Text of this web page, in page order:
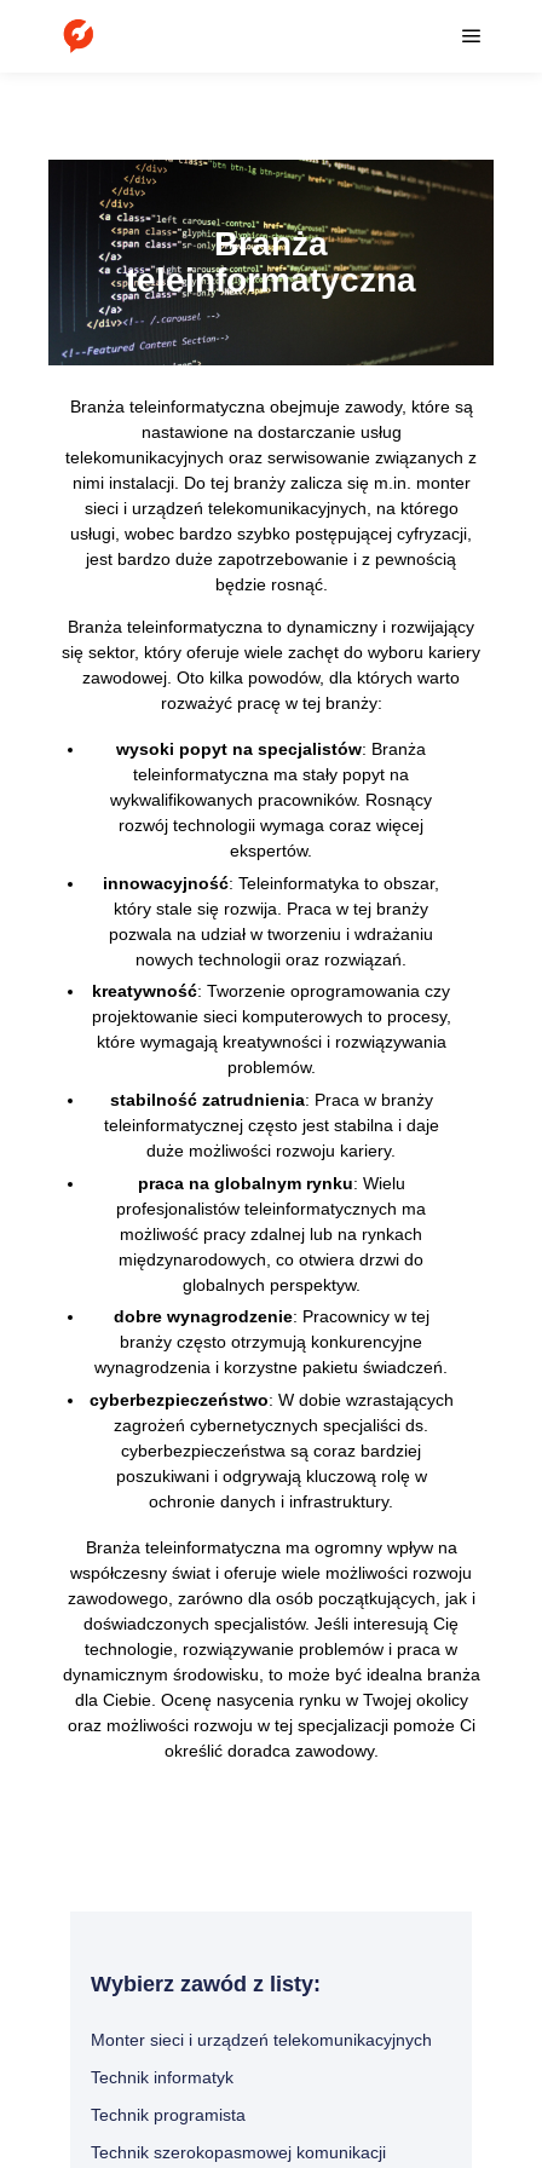
Branża
teleinformatyczna
Branża teleinformatyczna obejmuje zawody, które są
nastawione na dostarczanie usług
telekomunikacyjnych oraz serwisowanie związanych z
nimi instalacji. Do tej branży zalicza się m.in. monter
sieci i urządzeń telekomunikacyjnych, na którego
usługi, wobec bardzo szybko postępującej cyfryzacji,
jest bardzo duże zapotrzebowanie i z pewnością
będzie rosnąć.
Branża teleinformatyczna to dynamiczny i rozwijający
się sektor, który oferuje wiele zachęt do wyboru kariery
zawodowej. Oto kilka powodów, dla których warto
rozważyć pracę w tej branży:
wysoki popyt na specjalistów: Branża
teleinformatyczna ma stały popyt na
wykwalifikowanych pracowników. Rosnący
rozwój technologii wymaga coraz więcej
ekspertów.
innowacyjność: Teleinformatyka to obszar,
który stale się rozwija. Praca w tej branży
pozwala na udział w tworzeniu i wdrażaniu
nowych technologii oraz rozwiązań.
kreatywność: Tworzenie oprogramowania czy
projektowanie sieci komputerowych to procesy,
które wymagają kreatywności i rozwiązywania
problemów.
stabilność zatrudnienia: Praca w branży
teleinformatycznej często jest stabilna i daje
duże możliwości rozwoju kariery.
praca na globalnym rynku: Wielu
profesjonalistów teleinformatycznych ma
możliwość pracy zdalnej lub na rynkach
międzynarodowych, co otwiera drzwi do
globalnych perspektyw.
dobre wynagrodzenie: Pracownicy w tej
branży często otrzymują konkurencyjne
wynagrodzenia i korzystne pakietu świadczeń.
cyberbezpieczeństwo: W dobie wzrastających
zagrożeń cybernetycznych specjaliści ds.
cyberbezpieczeństwa są coraz bardziej
poszukiwani i odgrywają kluczową rolę w
ochronie danych i infrastruktury.
Branża teleinformatyczna ma ogromny wpływ na
współczesny świat i oferuje wiele możliwości rozwoju
zawodowego, zarówno dla osób początkujących, jak i
doświadczonych specjalistów. Jeśli interesują Cię
technologie, rozwiązywanie problemów i praca w
dynamicznym środowisku, to może być idealna branża
dla Ciebie. Ocenę nasycenia rynku w Twojej okolicy
oraz możliwości rozwoju w tej specjalizacji pomoże Ci
określić doradca zawodowy.
Wybierz zawód z listy:
Monter sieci i urządzeń telekomunikacyjnych
Technik informatyk
Technik programista
Technik szerokopasmowej komunikacji